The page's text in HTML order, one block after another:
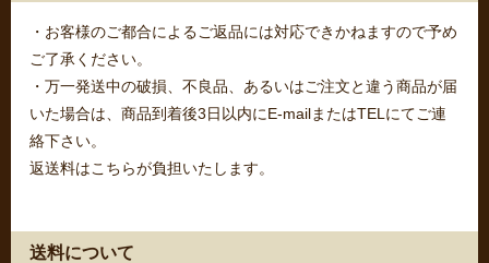
・お客様のご都合によるご返品には対応できかねますので予め
ご了承ください。
・万一発送中の破損、不良品、あるいはご注文と違う商品が届
いた場合は、商品到着後3日以内にE-mailまたはTELにてご連
絡下さい。
返送料はこちらが負担いたします。
送料について